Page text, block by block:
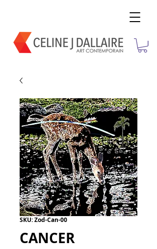
SKU: Zod-Can-00
CANCER